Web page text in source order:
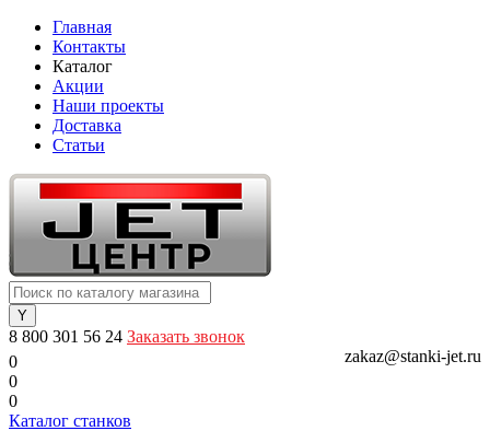
Главная
Контакты
Каталог
Акции
Наши проекты
Доставка
Статьи
8 800 301 56 24 Заказать звонок
zakaz@stanki-jet.ru
0
0
0
Каталог станков